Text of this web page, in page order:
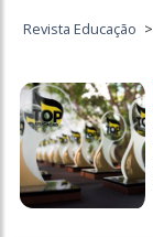
Revista Educação >